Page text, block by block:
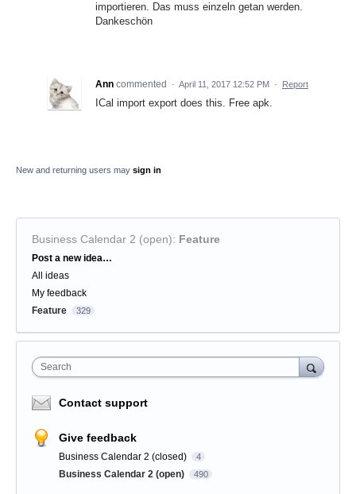
importieren. Das muss einzeln getan werden.
Dankeschön
Ann commented · April 11, 2017 12:52 PM · Report
ICal import export does this. Free apk.
New and returning users may sign in
Business Calendar 2 (open): Feature
Categories
Post a new idea…
All ideas
My feedback
Feature
329
Search
Contact support
Give feedback
Business Calendar 2 (closed) 4
Business Calendar 2 (open) 490